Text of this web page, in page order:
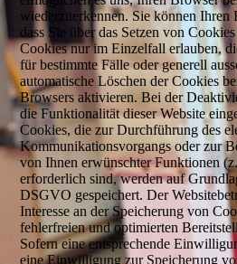
wiederzuerkennen. Sie können Ihren
dass Sie über das Setzen von
Cookies nur im Einzelfall erlauben,
für bestimmte Fälle oder generell
automatische Löschen der Cookies
Browsers aktivieren. Bei der
die Funktionalität dieser Website
Cookies, die zur Durchführung des
Kommunikationsvorgangs oder zur
von Ihnen erwünschter Funktionen
erforderlich sind, werden auf
DSGVO gespeichert. Der
Interesse an der Speicherung von
fehlerfreien und optimierten
Sofern eine entsprechende
eine Einwilligung zur Speicherung